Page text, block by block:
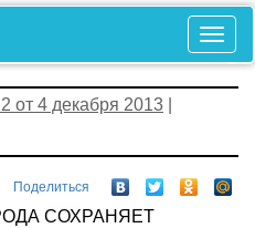
от 4 декабря 2013
Поделиться
СОХРАНЯЕТ